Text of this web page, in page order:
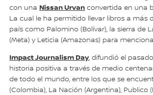
con una Nissan Urvan convertida en una
La cual le ha permitido llevar libros a más
país como Palomino (Bolívar), la sierra de
(Meta) y Leticia (Amazonas) para
Impact Journalism Day, difundió el
historia positiva a través de medio
de todo el mundo, entre los que se
(Colombia), La Nación (Argentina), Publico